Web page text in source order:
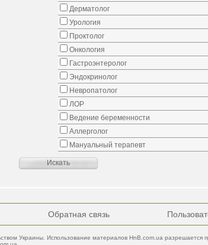
Дерматолог
Урология
Проктолог
Онкология
Гастроэнтеролог
Эндокринолог
Невропатолог
ЛОР
Ведение беременности
Аллерголог
Мануальный терапевт
Обратная связь
Украины. Использование материалов HnB.com.ua разрешается